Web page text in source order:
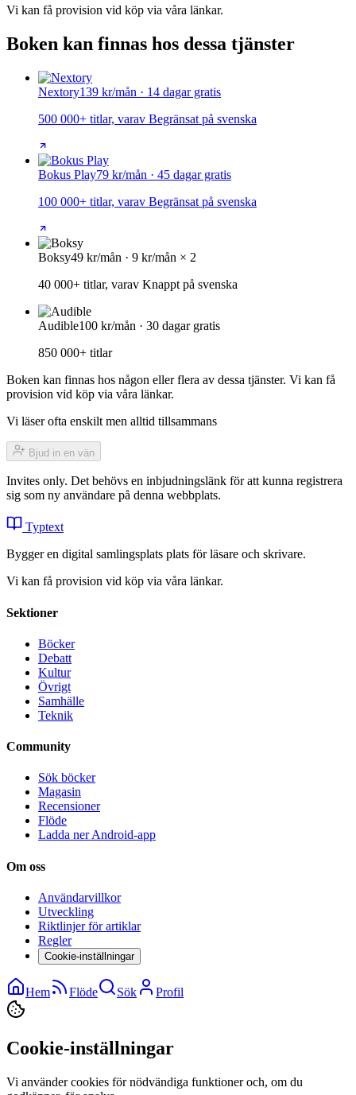
Vi kan få provision vid köp via våra länkar.
Boken kan finnas hos dessa tjänster
Nextory139 kr/mån · 14 dagar gratis
500 000+ titlar, varav Begränsat på svenska
Bokus Play79 kr/mån · 45 dagar gratis
100 000+ titlar, varav Begränsat på svenska
Boksy49 kr/mån · 9 kr/mån × 2
40 000+ titlar, varav Knappt på svenska
Audible100 kr/mån · 30 dagar gratis
850 000+ titlar
Boken kan finnas hos någon eller flera av dessa tjänster. Vi kan få
provision vid köp via våra länkar.
Vi läser ofta enskilt men alltid tillsammans
Bjud in en vän
Invites only. Det behövs en inbjudningslänk för att kunna registrera
sig som ny användare på denna webbplats.
Typtext
Bygger en digital samlingsplats plats för läsare och skrivare.
Vi kan få provision vid köp via våra länkar.
Sektioner
Böcker
Debatt
Kultur
Övrigt
Samhälle
Teknik
Community
Sök böcker
Magasin
Recensioner
Flöde
Ladda ner Android-app
Om oss
Användarvillkor
Utveckling
Riktlinjer för artiklar
Regler
Cookie-inställningar
Hem Flöde Sök Profil
Cookie-inställningar
Vi använder cookies för nödvändiga funktioner och, om du